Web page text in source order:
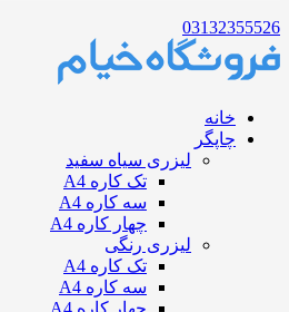
03132355526
خانه
چاپگر
لیزری سیاه سفید
تک کاره A4
سه کاره A4
چهار کاره A4
لیزری رنگی
تک کاره A4
سه کاره A4
چهار کاره A4